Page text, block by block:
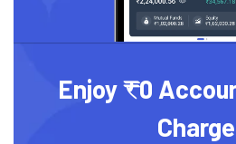
Enjoy ₹0